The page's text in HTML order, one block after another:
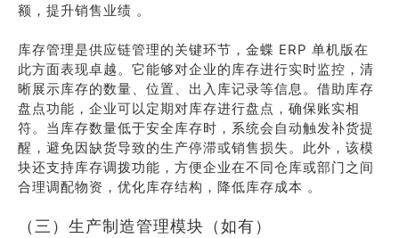
额，提升销售业绩 。
库存管理是供应链管理的关键环节，金蝶 ERP 单机版在
此方面表现卓越。它能够对企业的库存进行实时监控，清
晰展示库存的数量、位置、出入库记录等信息。借助库存
盘点功能，企业可以定期对库存进行盘点，确保账实相
符。当库存数量低于安全库存时，系统会自动触发补货提
醒，避免因缺货导致的生产停滞或销售损失。此外，该模
块还支持库存调拨功能，方便企业在不同仓库或部门之间
合理调配物资，优化库存结构，降低库存成本 。
（三）生产制造管理模块（如有）